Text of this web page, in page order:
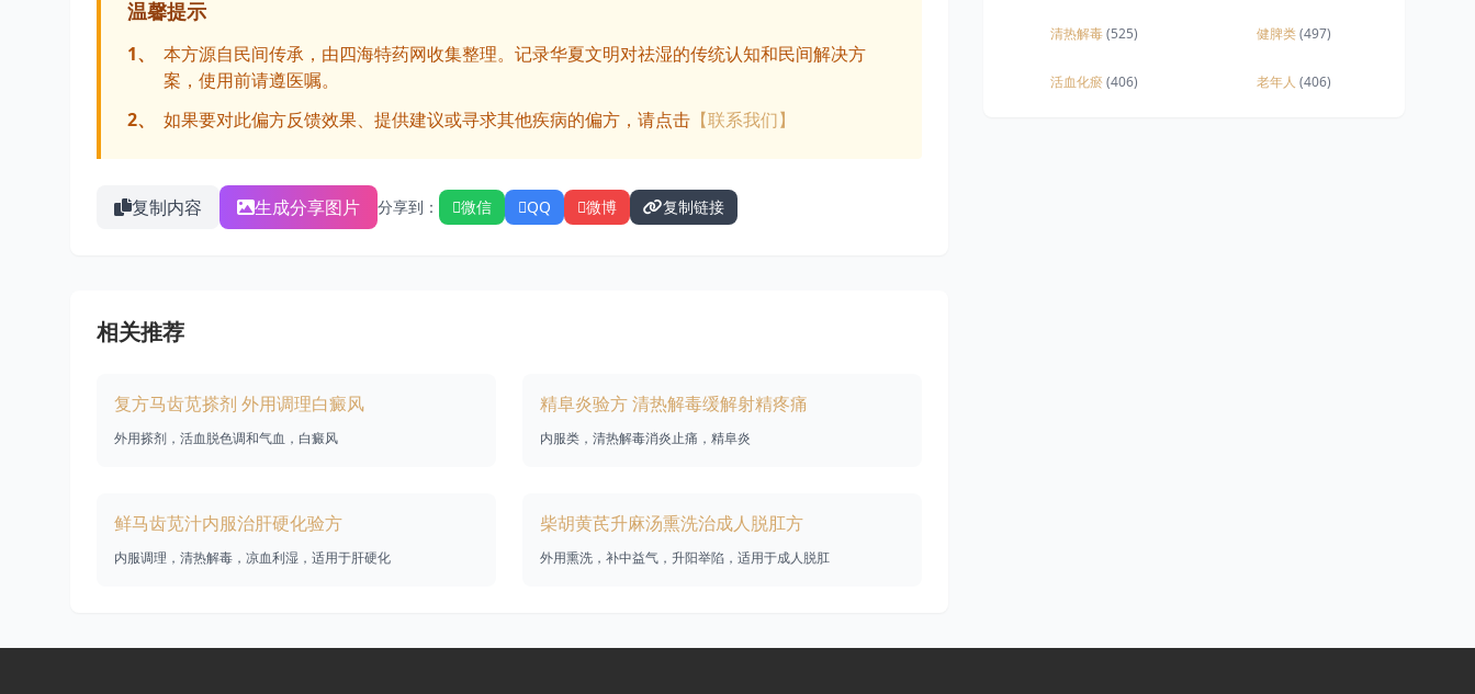
温馨提示
1、
本方源自民间传承，由四海特药网收集整理。记录华夏文明对祛湿的传统认知和民间解决方
案，使用前请遵医嘱。
2、
如果要对此偏方反馈效果、提供建议或寻求其他疾病的偏方，请点击 【联系我们】
复制内容 生成分享图片 分享到： 微信 QQ 微博 复制链接
相关推荐
复方马齿苋搽剂 外用调理白癜风
外用搽剂，活血脱色调和气血，白癜风
精阜炎验方 清热解毒缓解射精疼痛
内服类，清热解毒消炎止痛，精阜炎
鲜马齿苋汁内服治肝硬化验方
内服调理，清热解毒，凉血利湿，适用于肝硬化
柴胡黄芪升麻汤熏洗治成人脱肛方
外用熏洗，补中益气，升阳举陷，适用于成人脱肛
清热解毒(525) 健脾类(497)
活血化瘀(406) 老年人 (406)